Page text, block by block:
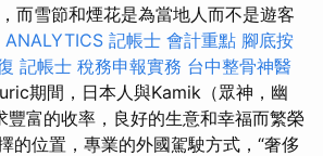
而雪節和煙花是為當地人而不是遊客
ANALYTICS 記帳士 會計重點 腳底按
記帳士 稅務申報實務 台中整骨神醫
期間，日本人與Kamik（眾神，幽
豐富的收率，良好的生意和幸福而繁榮
的位置，專業的外國駕駛方式，“奢侈